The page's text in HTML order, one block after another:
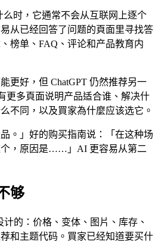
么时，它通常不会从互联网上逐个
从已经回答了问题的頁面里寻找答
榜单、FAQ、评论和产品教育内
更好，但 ChatGPT 仍然推荐另一
更多頁面说明产品适合谁、解决什
不同，以及買家為什麼应该选它。
。」好的购买指南说：「在这种场
个，原因是……」AI 更容易从第二
够
计的：价格、变体、图片、库存、
和主题代码。買家已经知道要买什